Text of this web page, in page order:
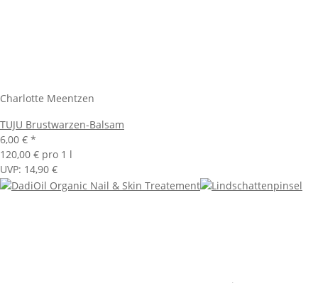
Charlotte Meentzen
TUJU Brustwarzen-Balsam
6,00 € *
120,00 € pro 1 l
UVP: 14,90 €